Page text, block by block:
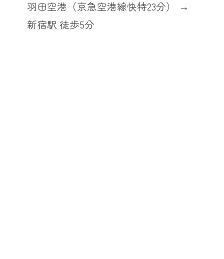
羽田空港（京急空港線快特23分）
新宿駅 徒歩5分